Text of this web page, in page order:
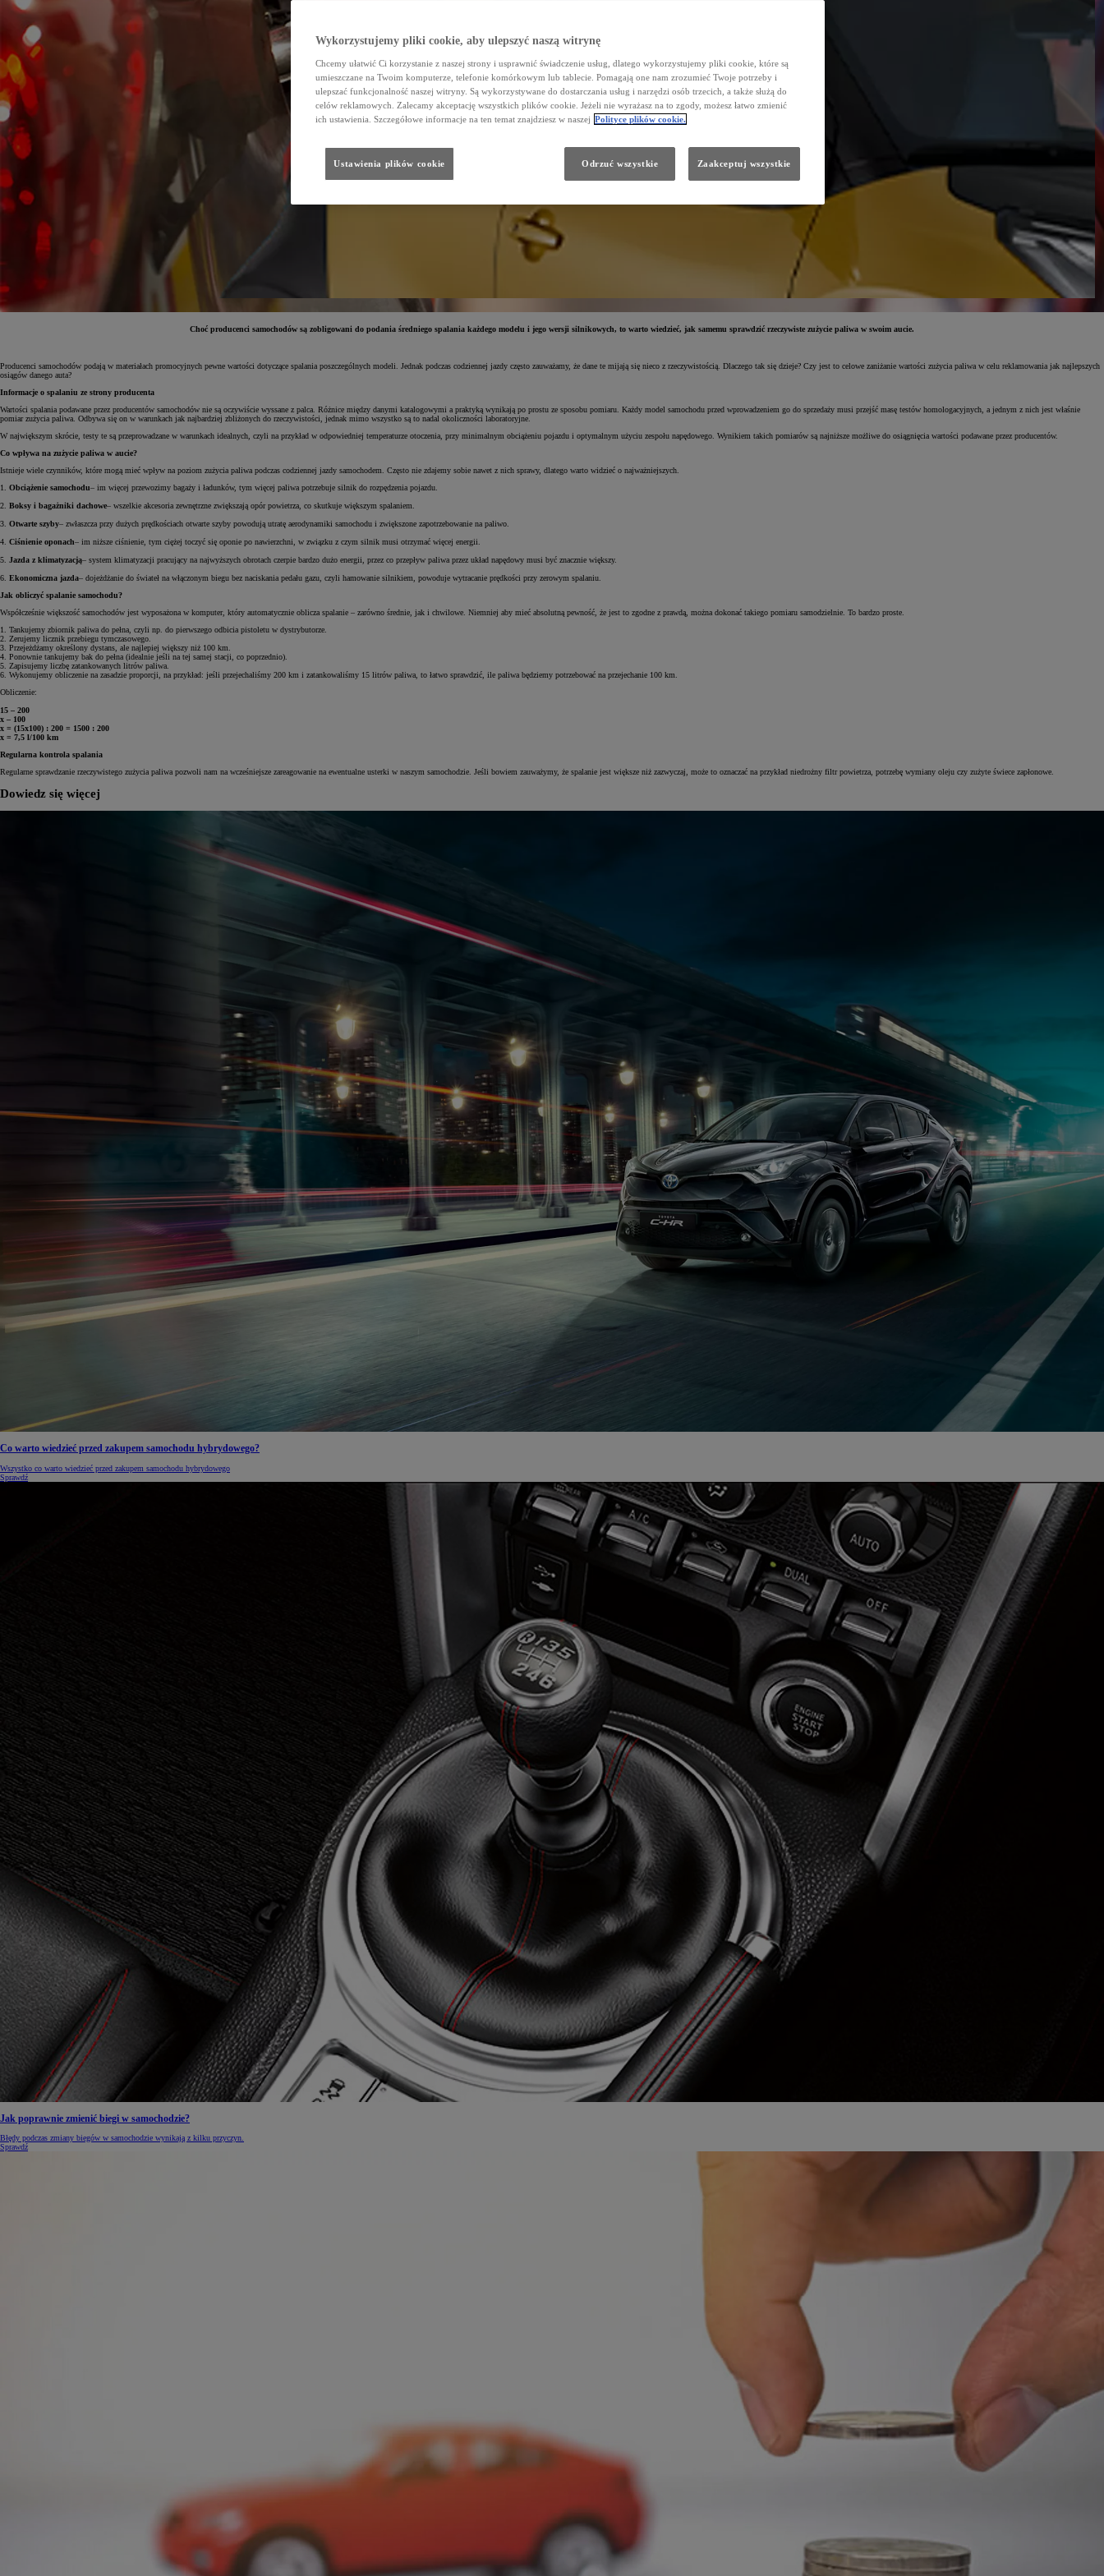
Choć producenci samochodów są zobligowani do podania średniego spalania każdego modelu i jego wersji silnikowych, to warto wiedzieć, jak samemu sprawdzić rzeczywiste zużycie paliwa w swoim aucie.
Producenci samochodów podają w materiałach promocyjnych pewne wartości dotyczące spalania poszczególnych modeli. Jednak podczas codziennej jazdy często zauważamy, że dane te mijają się nieco z rzeczywistością. Dlaczego tak się dzieje? Czy jest to celowe zaniżanie wartości zużycia paliwa w celu reklamowania jak najlepszych
osiągów danego auta?
Informacje o spalaniu ze strony producenta
Wartości spalania podawane przez producentów samochodów nie są oczywiście wyssane z palca. Różnice między danymi katalogowymi a praktyką wynikają po prostu ze sposobu pomiaru. Każdy model samochodu przed wprowadzeniem go do sprzedaży musi przejść masę testów homologacyjnych, a jednym z nich jest właśnie
pomiar zużycia paliwa. Odbywa się on w warunkach jak najbardziej zbliżonych do rzeczywistości, jednak mimo wszystko są to nadal okoliczności laboratoryjne.
W największym skrócie, testy te są przeprowadzane w warunkach idealnych, czyli na przykład w odpowiedniej temperaturze otoczenia, przy minimalnym obciążeniu pojazdu i optymalnym użyciu zespołu napędowego. Wynikiem takich pomiarów są najniższe możliwe do osiągnięcia wartości podawane przez producentów.
Co wpływa na zużycie paliwa w aucie?
Istnieje wiele czynników, które mogą mieć wpływ na poziom zużycia paliwa podczas codziennej jazdy samochodem. Często nie zdajemy sobie nawet z nich sprawy, dlatego warto widzieć o najważniejszych.
1. Obciążenie samochodu– im więcej przewozimy bagaży i ładunków, tym więcej paliwa potrzebuje silnik do rozpędzenia pojazdu.
2. Boksy i bagażniki dachowe– wszelkie akcesoria zewnętrzne zwiększają opór powietrza, co skutkuje większym spalaniem.
3. Otwarte szyby– zwłaszcza przy dużych prędkościach otwarte szyby powodują utratę aerodynamiki samochodu i zwiększone zapotrzebowanie na paliwo.
4. Ciśnienie oponach– im niższe ciśnienie, tym ciężej toczyć się oponie po nawierzchni, w związku z czym silnik musi otrzymać więcej energii.
5. Jazda z klimatyzacją– system klimatyzacji pracujący na najwyższych obrotach czerpie bardzo dużo energii, przez co przepływ paliwa przez układ napędowy musi być znacznie większy.
6. Ekonomiczna jazda– dojeżdżanie do świateł na włączonym biegu bez naciskania pedału gazu, czyli hamowanie silnikiem, powoduje wytracanie prędkości przy zerowym spalaniu.
Jak obliczyć spalanie samochodu?
Współcześnie większość samochodów jest wyposażona w komputer, który automatycznie oblicza spalanie – zarówno średnie, jak i chwilowe. Niemniej aby mieć absolutną pewność, że jest to zgodne z prawdą, można dokonać takiego pomiaru samodzielnie. To bardzo proste.
1. Tankujemy zbiornik paliwa do pełna, czyli np. do pierwszego odbicia pistoletu w dystrybutorze.
2. Zerujemy licznik przebiegu tymczasowego.
3. Przejeżdżamy określony dystans, ale najlepiej większy niż 100 km.
4. Ponownie tankujemy bak do pełna (idealnie jeśli na tej samej stacji, co poprzednio).
5. Zapisujemy liczbę zatankowanych litrów paliwa.
6. Wykonujemy obliczenie na zasadzie proporcji, na przykład: jeśli przejechaliśmy 200 km i zatankowaliśmy 15 litrów paliwa, to łatwo sprawdzić, ile paliwa będziemy potrzebować na przejechanie 100 km.
Obliczenie:
15 – 200
x – 100
x = (15x100) : 200 = 1500 : 200
x = 7,5 l/100 km
Regularna kontrola spalania
Regularne sprawdzanie rzeczywistego zużycia paliwa pozwoli nam na wcześniejsze zareagowanie na ewentualne usterki w naszym samochodzie. Jeśli bowiem zauważymy, że spalanie jest większe niż zazwyczaj, może to oznaczać na przykład niedrożny filtr powietrza, potrzebę wymiany oleju czy zużyte świece zapłonowe.
Dowiedz się więcej
Co warto wiedzieć przed zakupem samochodu hybrydowego?
Wszystko co warto wiedzieć przed zakupem samochodu hybrydowego
Sprawdź
Jak poprawnie zmienić biegi w samochodzie?
Błędy podczas zmiany biegów w samochodzie wynikają z kilku przyczyn.
Sprawdź
Wykorzystujemy pliki cookie, aby ulepszyć naszą witrynę
Chcemy ułatwić Ci korzystanie z naszej strony i usprawnić świadczenie usług, dlatego wykorzystujemy pliki cookie, które są
umieszczane na Twoim komputerze, telefonie komórkowym lub tablecie. Pomagają one nam zrozumieć Twoje potrzeby i
ulepszać funkcjonalność naszej witryny. Są wykorzystywane do dostarczania usług i narzędzi osób trzecich, a także służą do
celów reklamowych. Zalecamy akceptację wszystkich plików cookie. Jeżeli nie wyrażasz na to zgody, możesz łatwo zmienić
ich ustawienia. Szczegółowe informacje na ten temat znajdziesz w naszej Polityce plików cookie.
Ustawienia plików cookie Odrzuć wszystkie Zaakceptuj wszystkie